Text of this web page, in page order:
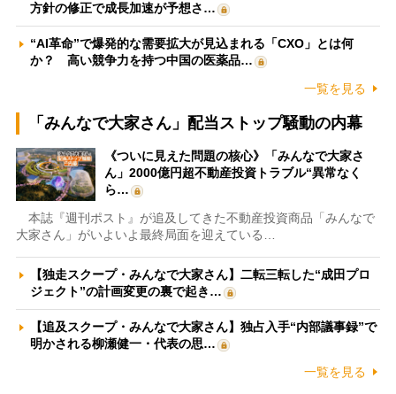
方針の修正で成長加速が予想さ…
“AI革命”で爆発的な需要拡大が見込まれる「CXO」とは何
か？ 高い競争力を持つ中国の医薬品…
一覧を見る
「みんなで大家さん」配当ストップ騒動の内幕
《ついに見えた問題の核心》「みんなで大家さ
ん」2000億円超不動産投資トラブル“異常なく
ら…
本誌『週刊ポスト』が追及してきた不動産投資商品「みんなで
大家さん」がいよいよ最終局面を迎えている…
【独走スクープ・みんなで大家さん】二転三転した“成田プロ
ジェクト”の計画変更の裏で起き…
【追及スクープ・みんなで大家さん】独占入手“内部議事録”で
明かされる柳瀬健一・代表の思…
一覧を見る